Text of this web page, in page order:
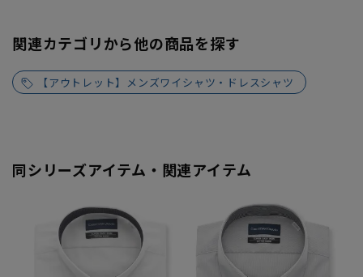
関連カテゴリから他の商品を探す
【アウトレット】メンズワイシャツ・ドレスシャツ
同シリーズアイテム・関連アイテム